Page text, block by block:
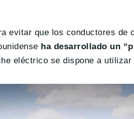
evitar que los conductores de
ha desarrollado un
eléctrico se dispone a